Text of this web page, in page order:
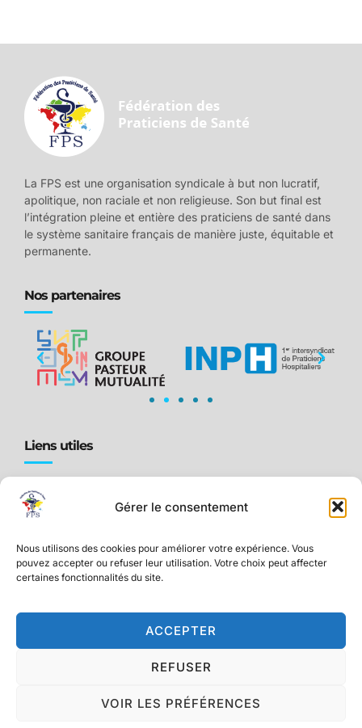
Gérer le consentement
Nous utilisons des cookies pour améliorer votre expérience. Vous
pouvez accepter ou refuser leur utilisation. Votre choix peut affecter
certaines fonctionnalités du site.
ACCEPTER
REFUSER
VOIR LES PRÉFÉRENCES
La FPS est une organisation syndicale à but non lucratif,
apolitique, non raciale et non religieuse. Son but final est
l’intégration pleine et entière des praticiens de santé dans
le système sanitaire français de manière juste, équitable et
permanente.
Nos partenaires
Liens utiles
Accueil
Qui sommes-nous ?
Actualités & Événements
Contact
Mentions légalesDeveloped bymlcom